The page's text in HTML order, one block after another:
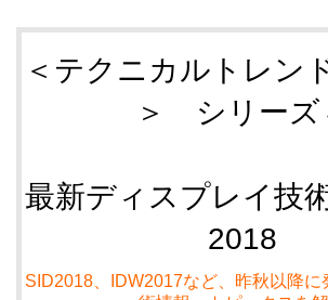
＜テクニカルトレン
＞ シリーズ
最新ディスプレイ技
2018
SID2018、IDW2017など、昨秋以降に